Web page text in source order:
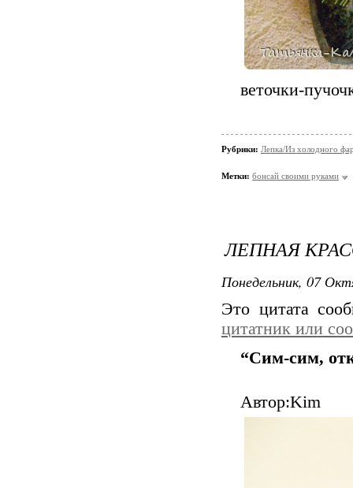
веточки-
Рубрики: Лепка/Из холодного
Метки: бонсай своими руками
ЛЕПНАЯ
Понедельник, 07
Это цитата
цитатник или
“Сим-сим,
Автор:Kim